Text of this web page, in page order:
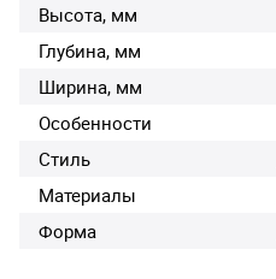
Высота, мм
Глубина, мм
Ширина, мм
Особенности
Стиль
Материалы
Форма